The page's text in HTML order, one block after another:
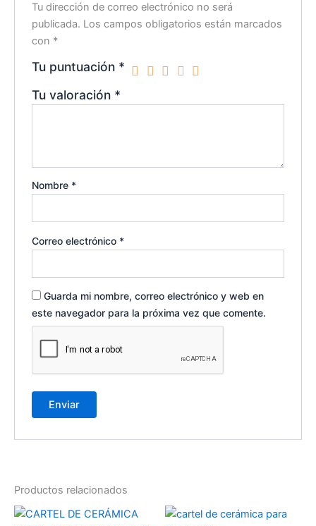
Tu dirección de correo electrónico no será
publicada. Los campos obligatorios están marcados
con *
Tu puntuación *
Tu valoración *
Nombre *
Correo electrónico *
Guarda mi nombre, correo electrónico y web en
este navegador para la próxima vez que comente.
Productos relacionados